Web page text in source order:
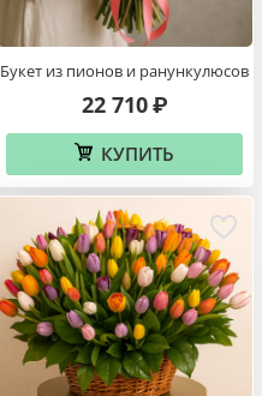
Букет из пионов и ранункулюсов
22 710 ₽
КУПИТЬ